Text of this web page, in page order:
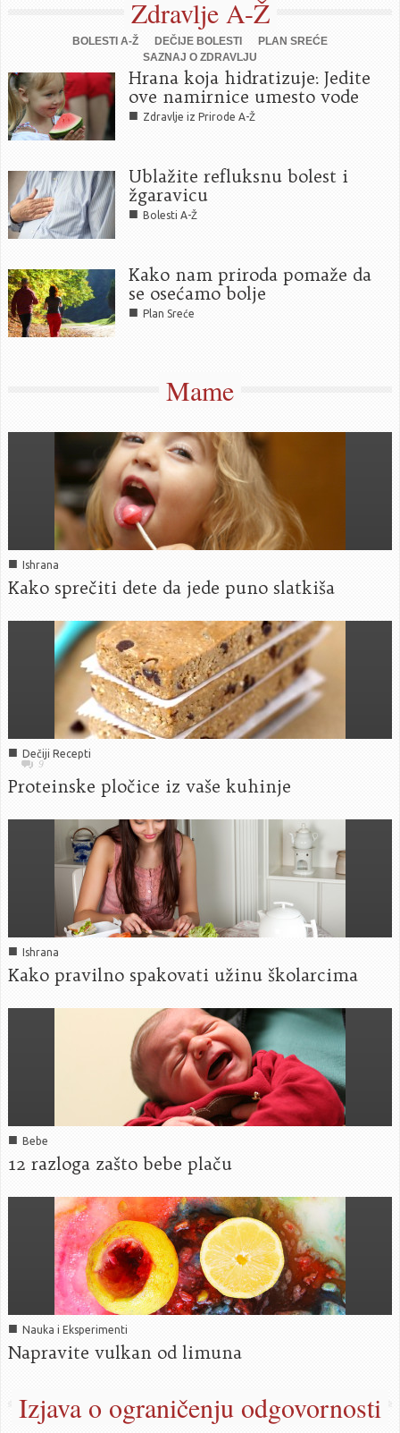
Zdravlje A-Ž
BOLESTI A-Ž DEČIJE BOLESTI
PLAN SREĆE
SAZNAJ O ZDRAVLJU
Hrana koja hidratizuje: Jedite
ove namirnice umesto vode
■ Zdravlje iz Prirode A-Ž
Ublažite refluksnu bolest i
žgaravicu
■ Bolesti A-Ž
Kako nam priroda pomaže da
se osećamo bolje
■ Plan Sreće
Mame
■ Ishrana
Kako sprečiti dete da jede puno slatkiša
■ Dečiji Recepti
9
Proteinske pločice iz vaše kuhinje
■ Ishrana
Kako pravilno spakovati užinu školarcima
■ Bebe
12 razloga zašto bebe plaču
■ Nauka i Eksperimenti
Napravite vulkan od limuna
Izjava o ograničenju odgovornosti